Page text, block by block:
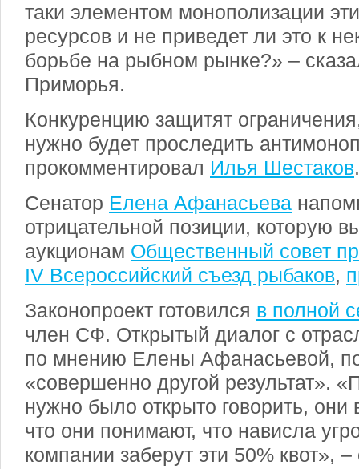
таки элементом монополизации
ресурсов и не приведет ли это к
борьбе на рыбном рынке?» –
Приморья.
Конкуренцию защитят
нужно будет проследить
прокомментировал Илья Шестаков.
Сенатор Елена Афанасьева
отрицательной позиции, которую
аукционам Общественный совет
IV Всероссийский съезд рыбаков,
Законопроект готовился в полной
член СФ. Открытый диалог с
по мнению Елены Афанасьевой,
«совершенно другой результат».
нужно было открыто говорить, они
что они понимают, что нависла
компании заберут эти 50% квот», –